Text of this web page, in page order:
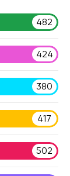
482
424
380
417
502